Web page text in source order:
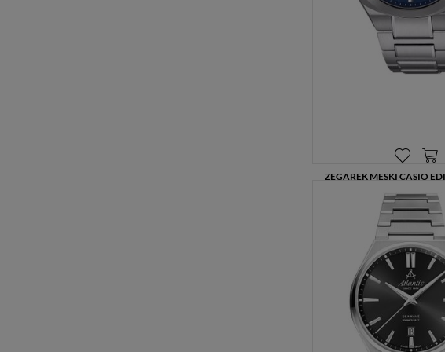
także przez
Facebook).
przeglądarce
1399,00 zł